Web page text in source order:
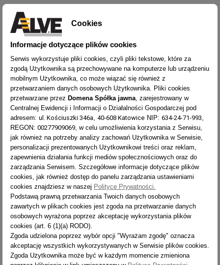
Wykonane z wysokiej jakości tworzywa sztucznego.
Podgumowana, dolna część zapobiega poślizgowi drabiny i
Cookies
Informacje dotyczące plików cookies
Serwis wykorzystuje pliki cookies, czyli pliki tekstowe, które za
zgodą Użytkownika są przechowywane na komputerze lub urządzeniu
mobilnym Użytkownika, co może wiązać się również z
przetwarzaniem danych osobowych Użytkownika. Pliki cookies
przetwarzane przez Domena Spółka jawna, zarejestrowany w
Centralnej Ewidencji i Informacji o Działalności Gospodarczej pod
adresem: ul. Kościuszki 346a, 40-608 Katowice NIP: 634-24-71-993,
REGON: 00277909069, w celu umożliwienia korzystania z Serwisu,
jak również na potrzeby analizy zachowań Użytkownika w Serwisie,
personalizacji prezentowanych Użytkownikowi treści oraz reklam,
zapewnienia działania funkcji mediów społecznościowych oraz do
zarządzania Serwisem. Szczegółowe informacje dotyczące plików
cookies, jak również dostęp do panelu zarządzania ustawieniami
cookies znajdziesz w naszej Polityce Prywatności.
Podstawą prawną przetwarzania Twoich danych osobowych
zawartych w plikach cookies jest zgoda na przetwarzanie danych
osobowych wyrażona poprzez akceptację wykorzystania plików
cookies (art. 6 (1)(a) RODO).
Zgoda udzielona poprzez wybór opcji "Wyrażam zgodę" oznacza
akceptację wszystkich wykorzystywanych w Serwisie plików cookies.
Zgoda Użytkownika może być w każdym momencie zmieniona